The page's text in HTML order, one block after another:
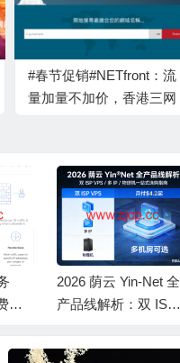
#春节促销#NETfront：流
量加量不加价，香港三网
元起，国内优化100Mbps
带宽不限流量vps，430
2026 荫云 Yin‑Net 全
产品线解析：双 ISP V
站式选购指南，月付